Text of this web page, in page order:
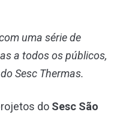
uma série de
a todos os públicos,
Sesc Thermas.
do Sesc São